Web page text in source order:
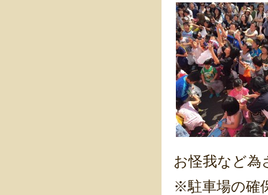
お怪我など為
※駐車場の確